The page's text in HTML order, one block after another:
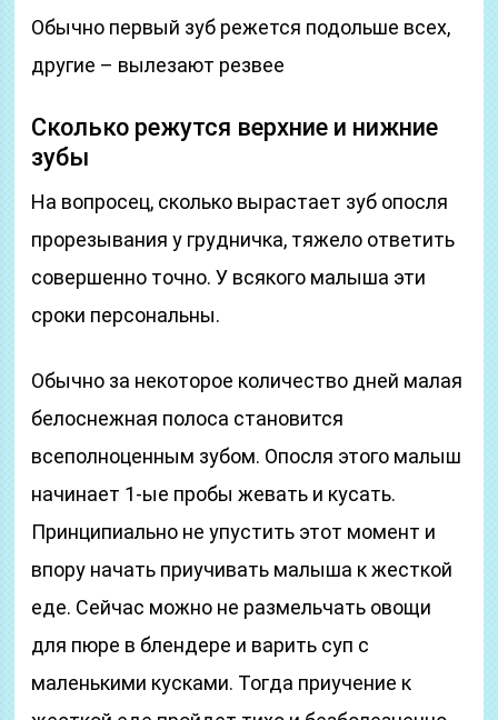
Обычно первый зуб режется подольше всех,
другие – вылезают резвее
Сколько режутся верхние и нижние
зубы
На вопросец, сколько вырастает зуб опосля
прорезывания у грудничка, тяжело ответить
совершенно точно. У всякого малыша эти
сроки персональны.
Обычно за некоторое количество дней малая
белоснежная полоса становится
всеполноценным зубом. Опосля этого малыш
начинает 1-ые пробы жевать и кусать.
Принципиально не упустить этот момент и
впору начать приучивать малыша к жесткой
еде. Сейчас можно не размельчать овощи
для пюре в блендере и варить суп с
маленькими кусками. Тогда приучение к